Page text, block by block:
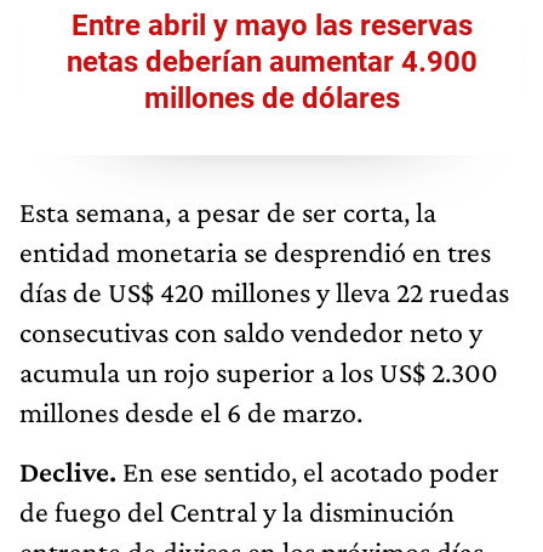
Entre abril y mayo las reservas
netas deberían aumentar 4.900
millones de dólares
Esta semana, a pesar de ser corta, la
entidad monetaria se desprendió en tres
días de US$ 420 millones y lleva 22 ruedas
consecutivas con saldo vendedor neto y
acumula un rojo superior a los US$ 2.300
millones desde el 6 de marzo.
Declive. En ese sentido, el acotado poder
de fuego del Central y la disminución